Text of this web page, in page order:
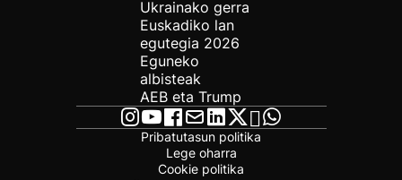
Ukrainako gerra
Euskadiko lan
egutegia 2026
Eguneko
albisteak
AEB eta Trump
Pribatutasun politika
Lege oharra
Cookie politika